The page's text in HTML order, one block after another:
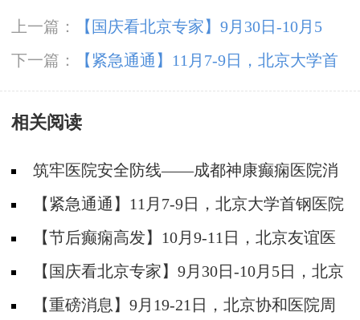
上一篇：
【国庆看北京专家】9月30日-10月5
日，北京天坛&首钢医院两大专家蓉城亲诊+癫
痫大额救助，速约！
下一篇：
【紧急通通】11月7-9日，北京大学首
钢医院神经内科胡颖教授亲临成都会诊，破解癫
痫疑难
相关阅读
筑牢医院安全防线——成都神康癫痫医院消
防安全培训纪实
【紧急通通】11月7-9日，北京大学首钢医院
神经内科胡颖教授亲临成都会诊，破解癫痫疑难
【节后癫痫高发】10月9-11日，北京友谊医
院陈葵博士免费会诊+治疗援助，破解癫痫难
题！
【国庆看北京专家】9月30日-10月5日，北京
天坛&首钢医院两大专家蓉城亲诊+癫痫大额救
【重磅消息】9月19-21日，北京协和医院周